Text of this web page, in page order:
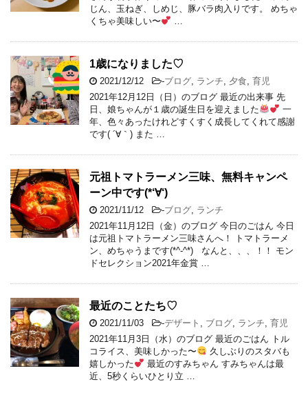
じん、玉ねぎ、しめじ、豚バラ肉入りです。 めちゃ
くちゃ美味しい〜
1歳になりました♡
2021/12/12 -ブログ ランチ 夕食 育児
2021年12月12日（日）のブログ 最近の出来事 先
日、娘ちゃんが１歳の誕生日を迎えました
一
年、色々あったけれどすくすく成長してくれて感謝
です( ´∀｀) また …
元祖トマトラーメン三味、無料キャンペ
ーン中です(*‘∀‘)
2021/11/12 -ブログ ランチ
2021年11月12日（金）のブログ 今日のごはん 今日
は元祖トマトラーメン三味さんへ！ トマトラーメ
ン、めちゃうまです(*^-^*) なんと、、、！！ モン
ドセレクション2021年金賞 …
最近のことたち♡
2021/11/03 -デザート ブログ ランチ 育児
2021年11月3日（水）のブログ 最近のごはん トル
コライス、美味しかった〜
久しぶりのスタバも
嬉しかった
最近のすみちゃん すみちゃんは最
近、5秒くらいひとり立 …